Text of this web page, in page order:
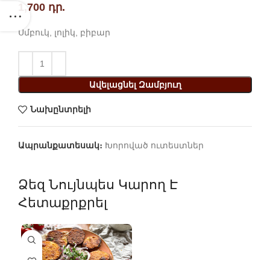
1,700 դր.
Սմբուկ, լոլիկ, բիբար
Ավելացնել Զամբյուղ
Նախընտրելի
Ապրանքատեսակ։ Խորոված ուտեստներ
Ձեզ Նույնպես Կարող Է
Հետաքրքրել